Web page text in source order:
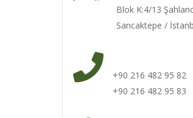
Blok K:4/13
Sancaktepe /
+90 216 482 95 82
+90 216 482 95 83